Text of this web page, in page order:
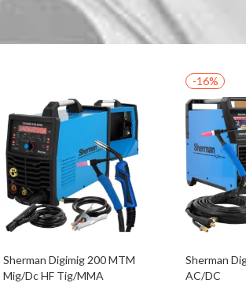
Sherman Digimig 200 MTM
Mig/Dc HF Tig/MMA
-16%
Sherman
AC/DC